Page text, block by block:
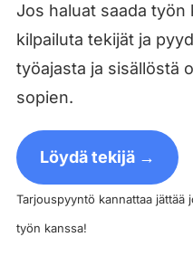
Jos haluat saada työn
kilpailuta tekijät ja
työajasta ja sisällöstä
sopien.
Löydä tekijä →
Tarjouspyyntö kannattaa
työn kanssa!